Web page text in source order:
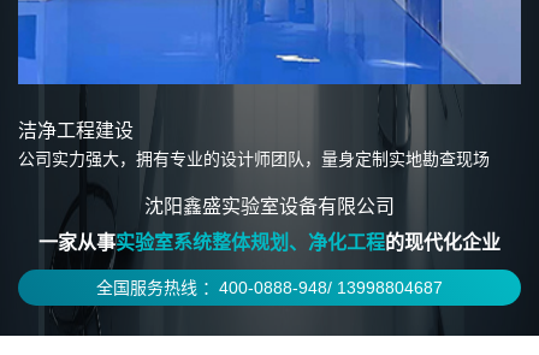
洁净工程建设
公司实力强大，拥有专业的设计师团队，量身定制实地勘查现场
沈阳鑫盛实验室设备有限公司
一家从事实验室系统整体规划、净化工程的现代化企业
全国服务热线 ：400-0888-948/ 13998804687